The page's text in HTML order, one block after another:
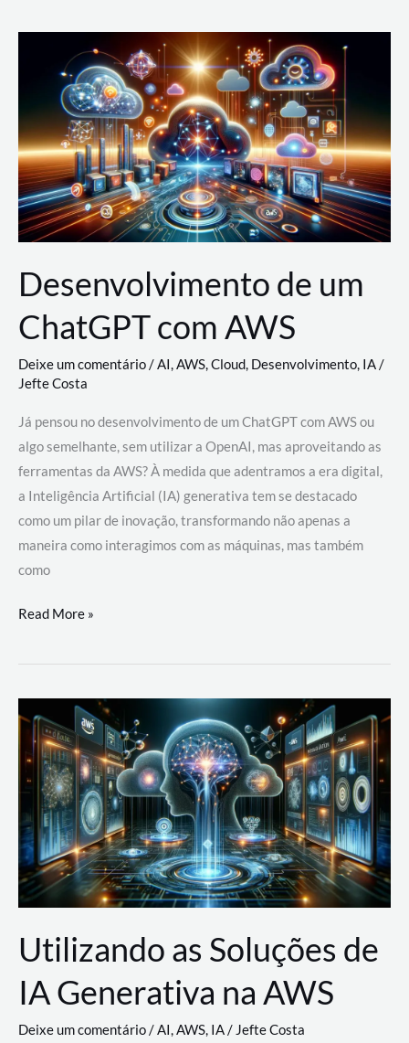
Nuvem:
Google
Cloud,
AWS
e
Azure
Desenvolvimento de um
ChatGPT com AWS
Deixe um comentário/AI,AWS,Cloud, Desenvolvimento, IA/
Jefte Costa
Já pensou no desenvolvimento de um ChatGPT com AWS ou
algo semelhante, sem utilizar a OpenAI, mas aproveitando as
ferramentas da AWS? À medida que adentramos a era digital,
a Inteligência Artificial (IA) generativa tem se destacado
como um pilar de inovação, transformando não apenas a
maneira como interagimos com as máquinas, mas também
como
Desenvolvimento
um
com
AWS
Read More »
Utilizando as Soluções de
IA Generativa na AWS
Deixe um comentário/AI,AWS, IA/Jefte Costa